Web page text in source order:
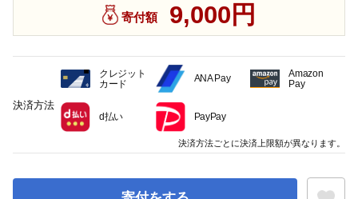
寄付額 9,000円
決済方法
クレジット
カード
ANA Pay
Amazon
Pay
d払い PayPay
決済方法ごとに決済上限額が異なります。